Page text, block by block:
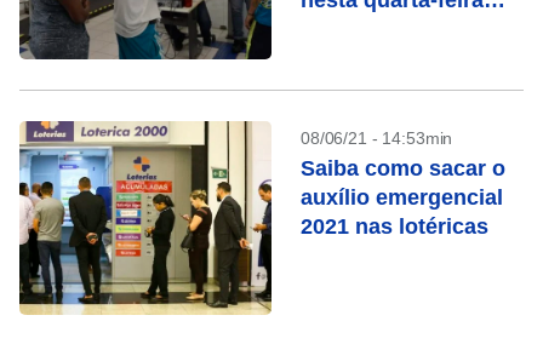
08/06/21 - 14:53min
Saiba como sacar o
auxílio emergencial
2021 nas lotéricas